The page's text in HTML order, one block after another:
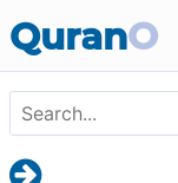
QuranO